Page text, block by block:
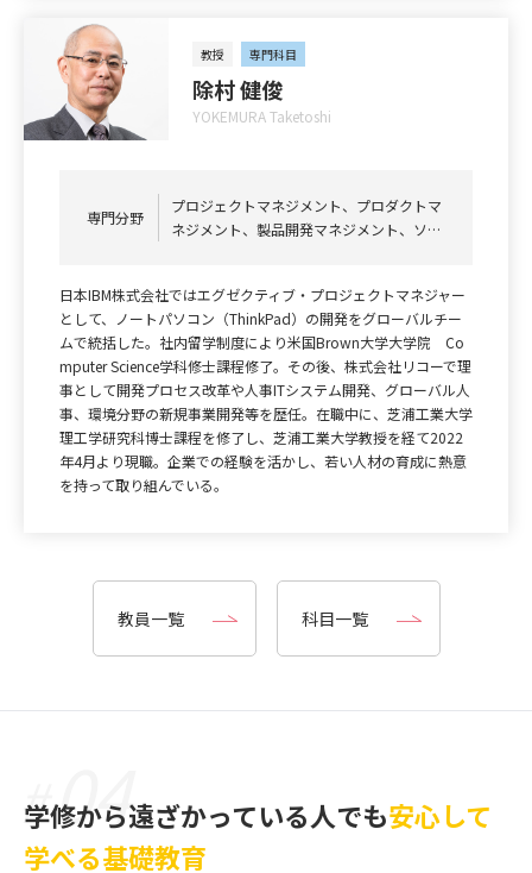
教授 専門科目
除村 健俊
YOKEMURA Taketoshi
専門分野
プロジェクトマネジメント、プロダクトマ
ネジメント、製品開発マネジメント、ソフ
用、マイクロクレデンシャル活用
日本IBM株式会社ではエグゼクティブ・プロジェクトマネジャー
として、ノートパソコン（ThinkPad）の開発をグローバルチー
ムで統括した。社内留学制度により米国Brown大学大学院 Co
mputer Science学科修士課程修了。その後、株式会社リコーで理
事として開発プロセス改革や人事ITシステム開発、グローバル人
事、環境分野の新規事業開発等を歴任。在職中に、芝浦工業大学
理工学研究科博士課程を修了し、芝浦工業大学教授を経て2022
年4月より現職。企業での経験を活かし、若い人材の育成に熱意
を持って取り組んでいる。
教員一覧 科目一覧
#04
学修から遠ざかっている人でも安心して
学べる基礎教育